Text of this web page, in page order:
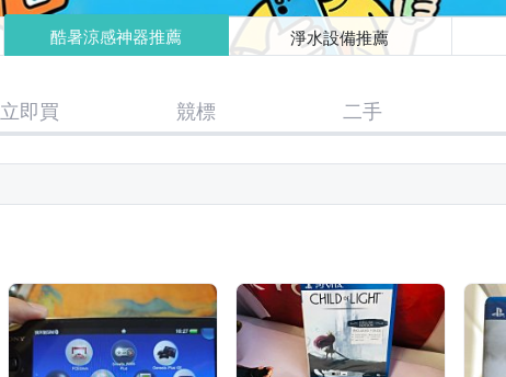
酷暑涼感神器推薦 淨水設備推薦
立即買 競標 二手